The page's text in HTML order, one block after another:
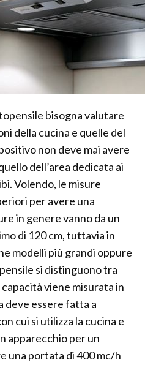
bisogna valutare
della cucina e quelle del
non deve mai avere
dell’area dedicata ai
Volendo, le misure
per avere una
in genere vanno da un
di 120 cm, tuttavia in
modelli più grandi oppure
si distinguono tra
viene misurata in
deve essere fatta a
cui si utilizza la cucina e
apparecchio per un
una portata di 400 mc/h